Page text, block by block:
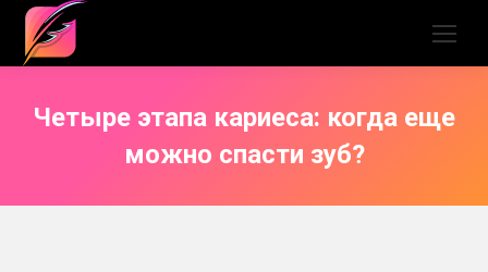
Четыре этапа кариеса: когда еще
можно спасти зуб?